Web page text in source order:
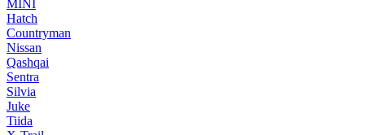
MINI
Hatch
Countryman
Nissan
Qashqai
Sentra
Silvia
Juke
Tiida